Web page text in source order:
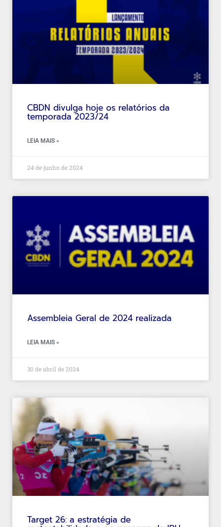
CBDN divulga hoje os relatórios da
temporada 2023/24
LEIA MAIS »
24 de junho de 2024
Assembleia Geral de 2024 realizada
LEIA MAIS »
30 de abril de 2024
Target 26: a estratégia de